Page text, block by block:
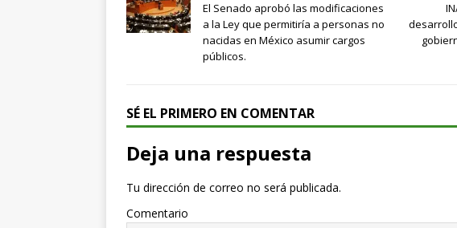
El Senado aprobó las modificaciones
a la Ley que permitiría a personas no
nacidas en México asumir cargos
públicos.
SÉ EL PRIMERO EN COMENTAR
Deja una respuesta
Tu dirección de correo no será publicada.
Comentario